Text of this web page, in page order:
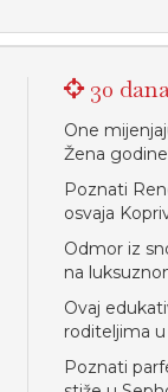
30
One
Žena
Poznati
osvaja
Odmor iz
na
Ovaj
roditeljima
Poznati